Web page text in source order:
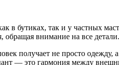
в бутиках, так и у частных
обращая внимание на все
получает не просто одежду,
— это гармония между